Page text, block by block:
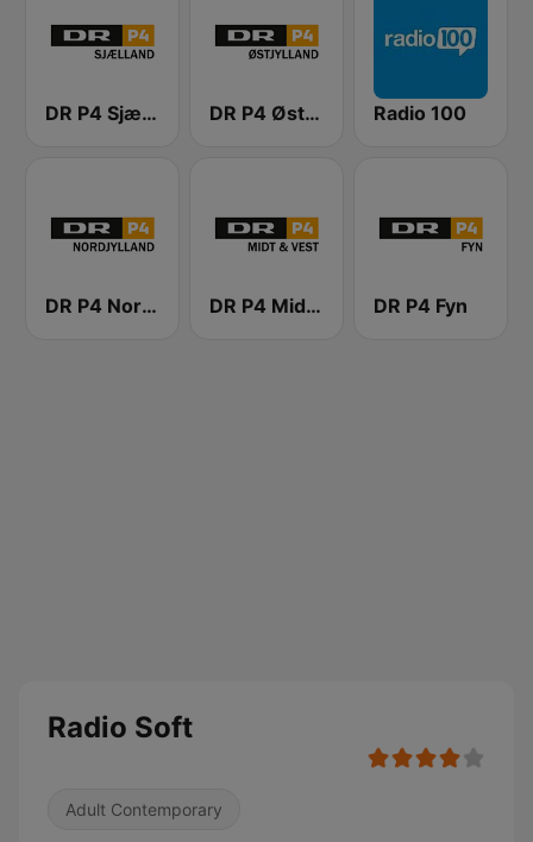
DR P4 Sjælland DR P4 Østjyllands Radio 100
DR P4 Nordjylland DR P4 Midt & Vest DR P4 Fyn
Radio Soft
Adult Contemporary